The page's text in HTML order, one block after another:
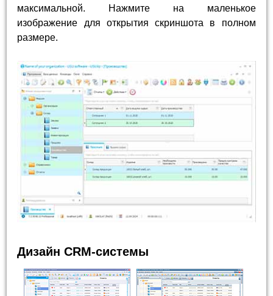
максимальной. Нажмите на маленькое
изображение для открытия скриншота в полном
размере.
Дизайн CRM-системы